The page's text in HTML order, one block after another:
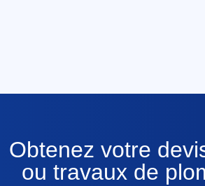
Obtenez votre
ou travaux de